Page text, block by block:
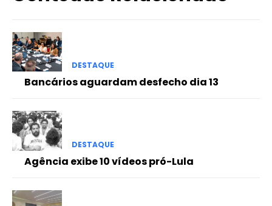
DESTAQUE
Bancários aguardam desfecho dia 13
DESTAQUE
Agência exibe 10 vídeos pró-Lula